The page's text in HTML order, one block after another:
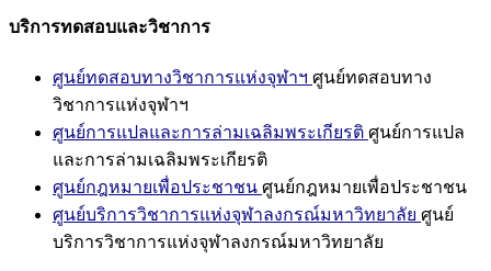
บริการทดสอบและวิชาการ
ศูนย์ทดสอบทางวิชาการแห่งจุฬาฯ ศูนย์ทดสอบทาง
วิชาการแห่งจุฬาฯ
ศูนย์การแปลและการล่ามเฉลิมพระเกียรติ ศูนย์การแปล
และการล่ามเฉลิมพระเกียรติ
ศูนย์กฎหมายเพื่อประชาชน ศูนย์กฎหมายเพื่อประชาชน
ศูนย์บริการวิชาการแห่งจุฬาลงกรณ์มหาวิทยาลัย ศูนย์
บริการวิชาการแห่งจุฬาลงกรณ์มหาวิทยาลัย